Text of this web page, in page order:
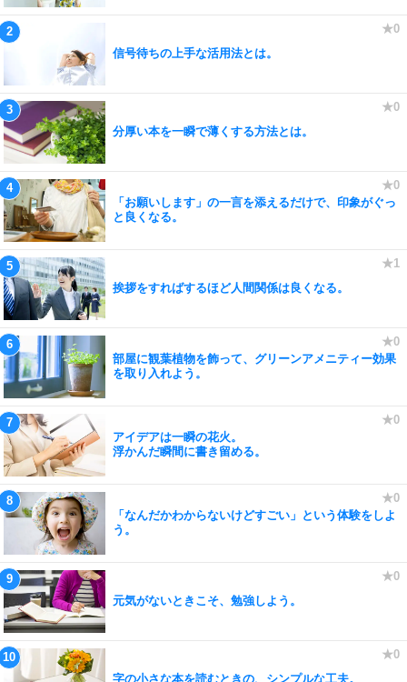
信号待ちの上手な活用法とは。
分厚い本を一瞬で薄くする方法とは。
「お願いします」の一言を添えるだけで、印象がぐっ
と良くなる。
挨拶をすればするほど人間関係は良くなる。
部屋に観葉植物を飾って、グリーンアメニティー効果
を取り入れよう。
アイデアは一瞬の花火。
浮かんだ瞬間に書き留める。
「なんだかわからないけどすごい」という体験をしよ
う。
元気がないときこそ、勉強しよう。
字の小さな本を読むときの、シンプルな工夫。